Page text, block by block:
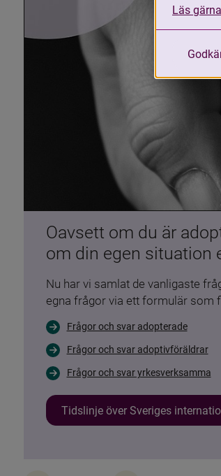
Oavsett om du är
om din egen situation
Nu har vi samlat de vanligaste
egna frågor via ett formulär som
Frågor och svar adopterade
Frågor och svar adoptivföräldrar
Frågor och svar yrkesverksamma
Tidslinje över Sveriges
Läs